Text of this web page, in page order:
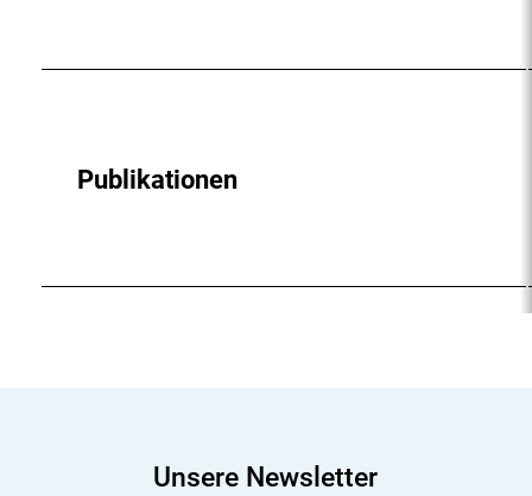
Publikationen
Unsere Newsletter